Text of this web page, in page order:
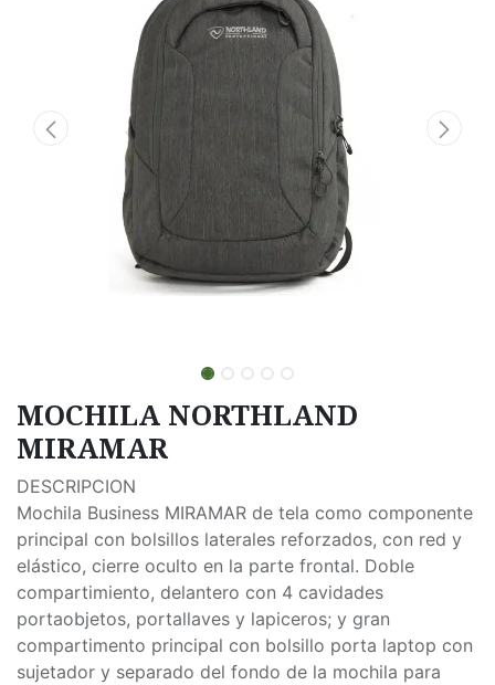
MOCHILA NORTHLAND
MIRAMAR
DESCRIPCION
Mochila Business MIRAMAR de tela como componente
principal con bolsillos laterales reforzados, con red y
elástico, cierre oculto en la parte frontal. Doble
compartimiento, delantero con 4 cavidades
portaobjetos, portallaves y lapiceros; y gran
compartimento principal con bolsillo porta laptop con
sujetador y separado del fondo de la mochila para